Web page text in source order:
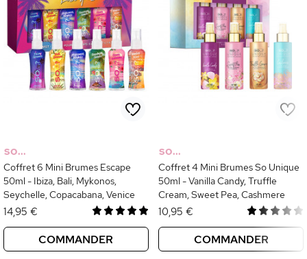
SO...
Coffret 6 Mini Brumes Escape
50ml - Ibiza, Bali, Mykonos,
Seychelle, Copacabana, Venice
14,95 €
COMMANDER
SO...
Coffret 4 Mini Brumes So Unique
50ml - Vanilla Candy, Truffle
Cream, Sweet Pea, Cashmere
10,95 €
COMMANDER